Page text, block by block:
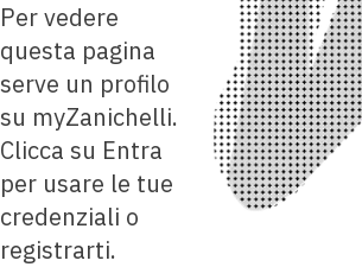
Per vedere
questa pagina
serve un profilo
su myZanichelli.
Clicca su Entra
per usare le tue
credenziali o
registrarti.